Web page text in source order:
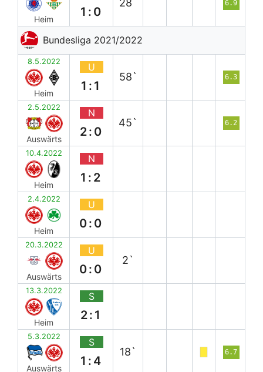
Heim
1:0
28` 6.9
Bundesliga 2021/2022
8.5.2022
Heim
U
1:1
58` 6.3
2.5.2022
Auswärts
N
2:0
45` 6.2
10.4.2022
Heim
N
1:2
2.4.2022
Heim
U
0:0
20.3.2022
Auswärts
U
0:0
2`
13.3.2022
Heim
S
2:1
5.3.2022
Auswärts
S
1:4
18` 6.7